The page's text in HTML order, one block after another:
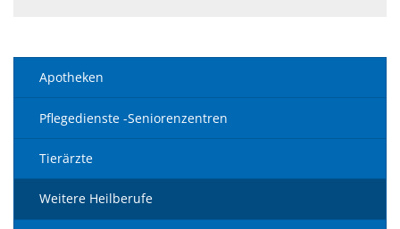
Apotheken
Pflegedienste -Seniorenzentren
Tierärzte
Weitere Heilberufe